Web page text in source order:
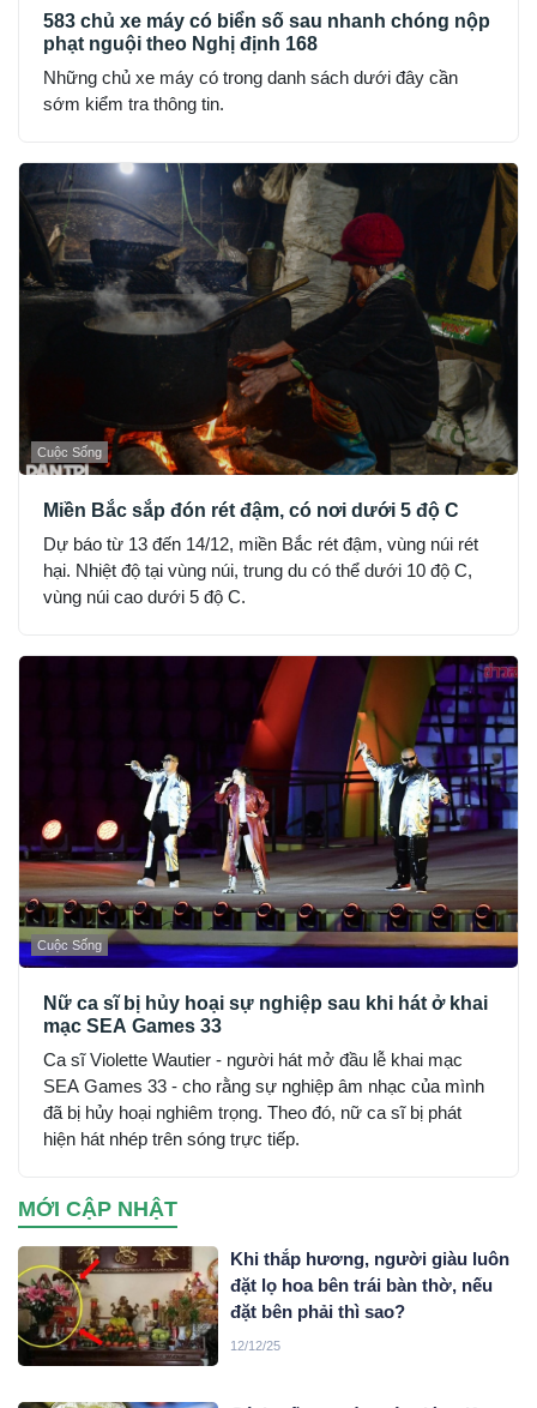
583 chủ xe máy có biển số sau nhanh chóng nộp
phạt nguội theo Nghị định 168
Những chủ xe máy có trong danh sách dưới đây cần
sớm kiểm tra thông tin.
Cuộc Sống
Miền Bắc sắp đón rét đậm, có nơi dưới 5 độ C
Dự báo từ 13 đến 14/12, miền Bắc rét đậm, vùng núi rét
hại. Nhiệt độ tại vùng núi, trung du có thể dưới 10 độ C,
vùng núi cao dưới 5 độ C.
Cuộc Sống
Nữ ca sĩ bị hủy hoại sự nghiệp sau khi hát ở khai
mạc SEA Games 33
Ca sĩ Violette Wautier - người hát mở đầu lễ khai mạc
SEA Games 33 - cho rằng sự nghiệp âm nhạc của mình
đã bị hủy hoại nghiêm trọng. Theo đó, nữ ca sĩ bị phát
hiện hát nhép trên sóng trực tiếp.
MỚI CẬP NHẬT
Khi thắp hương, người giàu luôn
đặt lọ hoa bên trái bàn thờ, nếu
đặt bên phải thì sao?
12/12/25